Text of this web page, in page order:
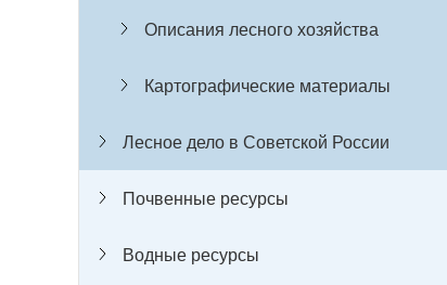
Описания лесного хозяйства
Картографические материалы
Лесное дело в Советской России
Почвенные ресурсы
Водные ресурсы